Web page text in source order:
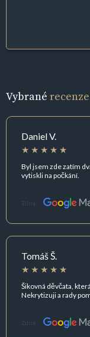
Vybrané recenze
Daniel V.
Byl jsem zde zatím
vytiskli na počkání.
Zdroj:
Tomáš Š.
Šikovná děvčata,
Nekrytizuji a rady
Zdroj: